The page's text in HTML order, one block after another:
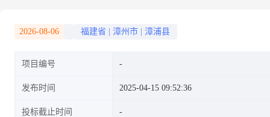
维及20万吨DTY差别化纤维项
2026-08-06 福建省 漳州市 漳浦县
项目编号
发布时间 2025-04-15 09:52:36
投标截止时间